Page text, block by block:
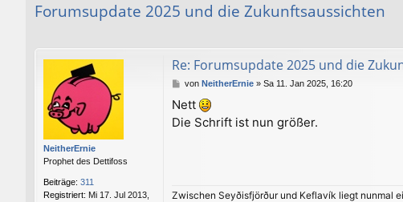
Forumsupdate 2025 und die Zukunftsaussichten
NeitherErnie
Prophet des Dettifoss
Beiträge: 311
Registriert: Mi 17. Jul 2013,
Re: Forumsupdate 2025 und die
B
i
t
von NeitherErnie» Sa 11. Jan 2025, 16:20
Nett
Die Schrift ist nun größer.
Zwischen Seyðisfjörður und Keflavík liegt nunmal